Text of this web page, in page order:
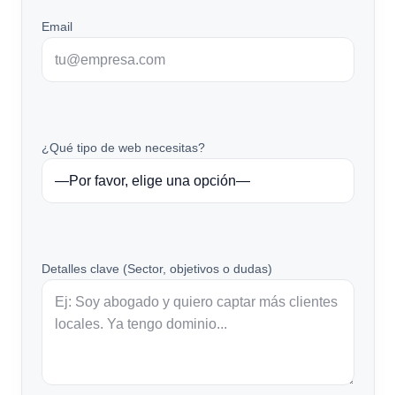
Email
¿Qué tipo de web necesitas?
Detalles clave (Sector, objetivos o dudas)